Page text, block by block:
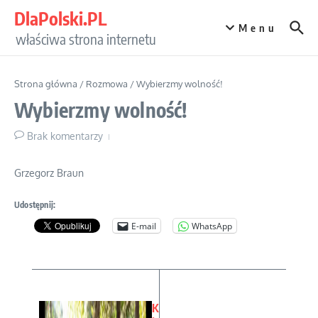
DlaPolski.PL
właściwa strona internetu
Menu
Strona główna / Rozmowa /Wybierzmy wolność!
Wybierzmy wolność!
Brak komentarzy
Grzegorz Braun
Udostępnij:
E-mail WhatsApp
K